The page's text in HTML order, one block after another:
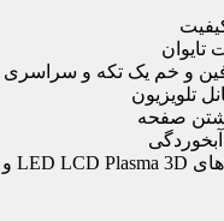
تلویزیون
صفحه
مناسب جهت استفاده تمامی مدل های LED LCD Plasma 3D و